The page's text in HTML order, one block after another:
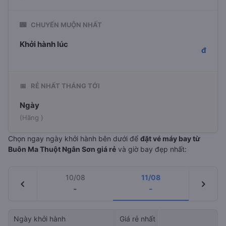
🌃 CHUYẾN MUỘN NHẤT
Khởi hành lúc
đ
📅 RẺ NHẤT THÁNG TỚI
Ngày
(Hãng )
Chọn ngay ngày khởi hành bên dưới để đặt vé máy bay từ
Buôn Ma Thuột Ngân Sơn giá rẻ và giờ bay đẹp nhất:
chevron_left
10/08
-
11/08
- chevron_right
Ngày khởi hành Giá rẻ nhất